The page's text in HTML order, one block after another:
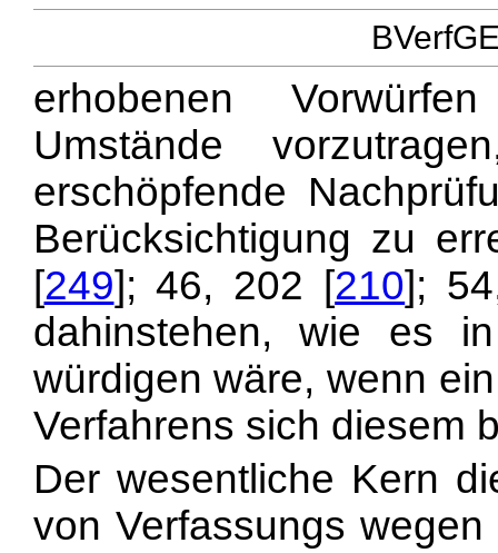
erhobenen
Umstände
erschöpfende
Berücksichtigung zu
[249]; 46, 202 [210];
dahinstehen, wie es
würdigen wäre, wenn
Verfahrens sich diesem
Der wesentliche Kern
von Verfassungs